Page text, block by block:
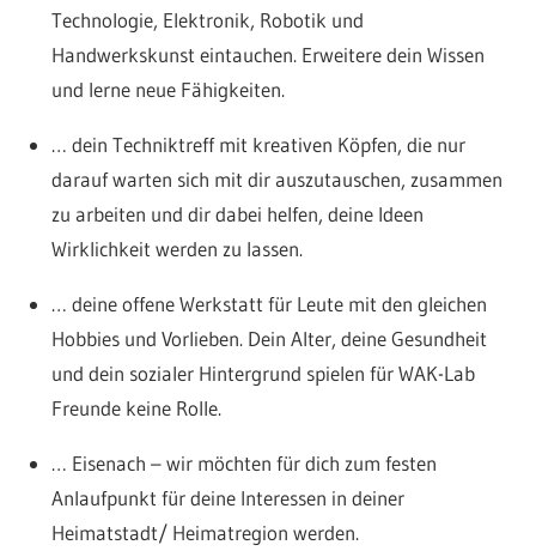
Technologie, Elektronik, Robotik und
Handwerkskunst eintauchen. Erweitere dein Wissen
und lerne neue Fähigkeiten.
… dein Techniktreff mit kreativen Köpfen, die nur
darauf warten sich mit dir auszutauschen, zusammen
zu arbeiten und dir dabei helfen, deine Ideen
Wirklichkeit werden zu lassen.
… deine offene Werkstatt für Leute mit den gleichen
Hobbies und Vorlieben. Dein Alter, deine Gesundheit
und dein sozialer Hintergrund spielen für WAK-Lab
Freunde keine Rolle.
… Eisenach – wir möchten für dich zum festen
Anlaufpunkt für deine Interessen in deiner
Heimatstadt/ Heimatregion werden.